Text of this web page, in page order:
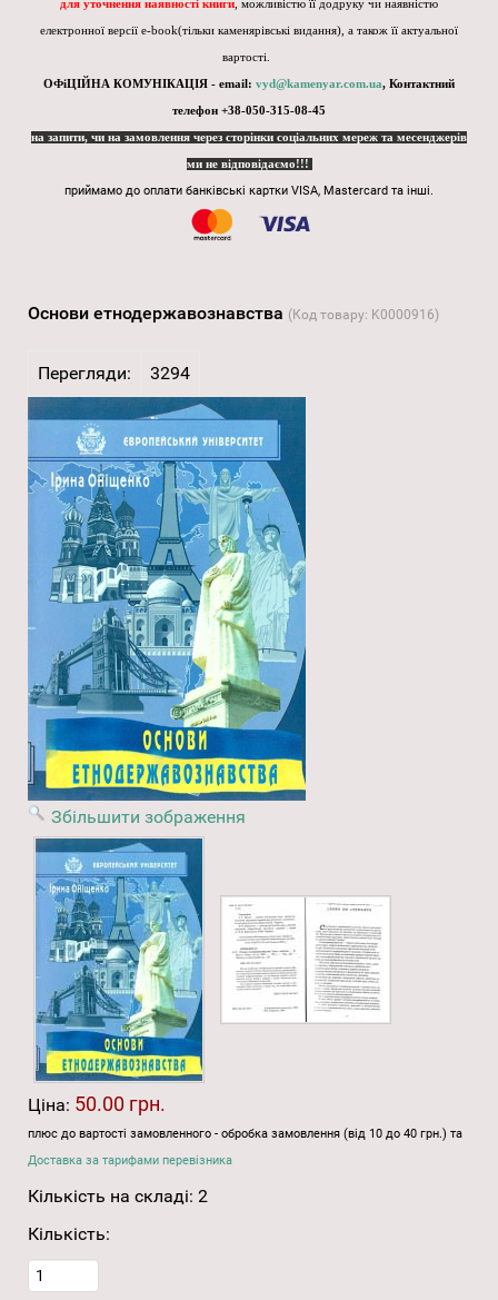
для уточнення наявності книги , можливістю її додруку чи наявністю
електронної версії e-book(тільки каменярівські видання), а також її актуальної
вартості.
ОФіЦІЙНА КОМУНІКАЦІЯ - email: vyd@kamenyar.com.ua, Контактний
телефон +38-050-315-08-45
на запити, чи на замовлення через сторінки соціальних мереж та месенджерів
ми не відповідаємо!!!
приймамо до оплати банківські картки VISA, Mastercard та інші.
Основи етнодержавознавства (Код товару: K0000916)
Перегляди: 3294
Збільшити зображення
Ціна: 50.00 грн.
плюс до вартості замовленного - обробка замовлення (від 10 до 40 грн.) та
Доставка за тарифами перевізника
Кількість на складі: 2
Кількість: